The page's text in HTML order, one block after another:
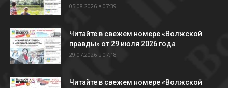
05.08.2026 в 07:39
Читайте в свежем номере «Волжской
правды» от 29 июля 2026 года
29.07.2026 в 07:18
Читайте в свежем номере «Волжской